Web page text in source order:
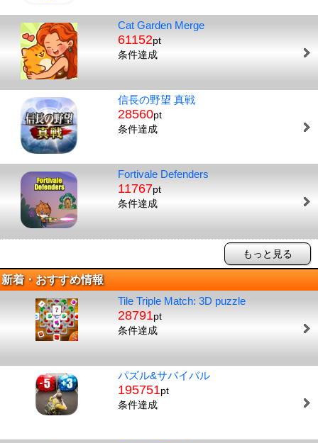
Cat Garden Merge
61152pt
条件達成
信長の野望 真戦
28560pt
条件達成
Fortivale Defenders
11767pt
条件達成
もっと見る
新着・おすすめ情報
Tile Triple Match: 3D puzzle
28791pt
条件達成
パズル&サバイバル
195751pt
条件達成